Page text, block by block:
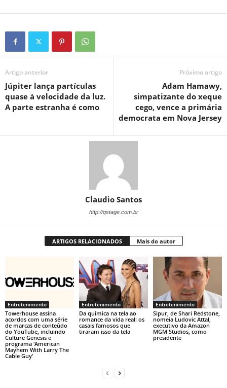
Artigo anterior
Júpiter lança partículas
quase à velocidade da luz.
A parte estranha é como
Próximo artigo
Adam Hamawy,
simpatizante do xeque
cego, vence a primária
democrata em Nova Jersey
Claudio Santos
http://qstage.com.br
ARTIGOS RELACIONADOS Mais do autor
Entretenimento
Towerhouse assina
acordos com uma série
de marcas de conteúdo
do YouTube, incluindo
Culture Genesis e
programa ‘American
Mayhem With Larry The
Cable Guy’
Entretenimento
Da química na tela ao
romance da vida real: os
casais famosos que
tiraram isso da tela
Entretenimento
Sipur, de Shari Redstone,
nomeia Ludovic Attal,
executivo da Amazon
MGM Studios, como
presidente